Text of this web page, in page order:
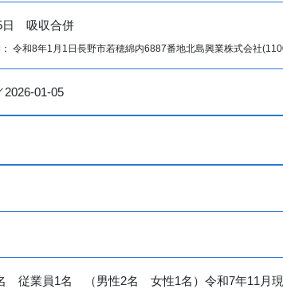
日 吸収合併
令和8年1月1日長野市若穂綿内6887番地北島興業株式会社
2026-01-05
従業員1名 （男性2名 女性1名）令和7年11月現